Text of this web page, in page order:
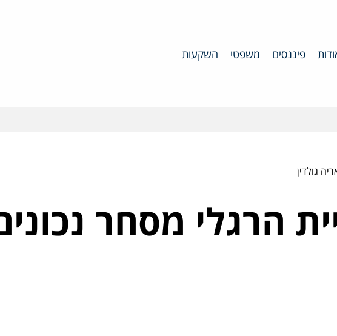
פיננסים משפטי השקעות
גולדין
הרגלי מסחר